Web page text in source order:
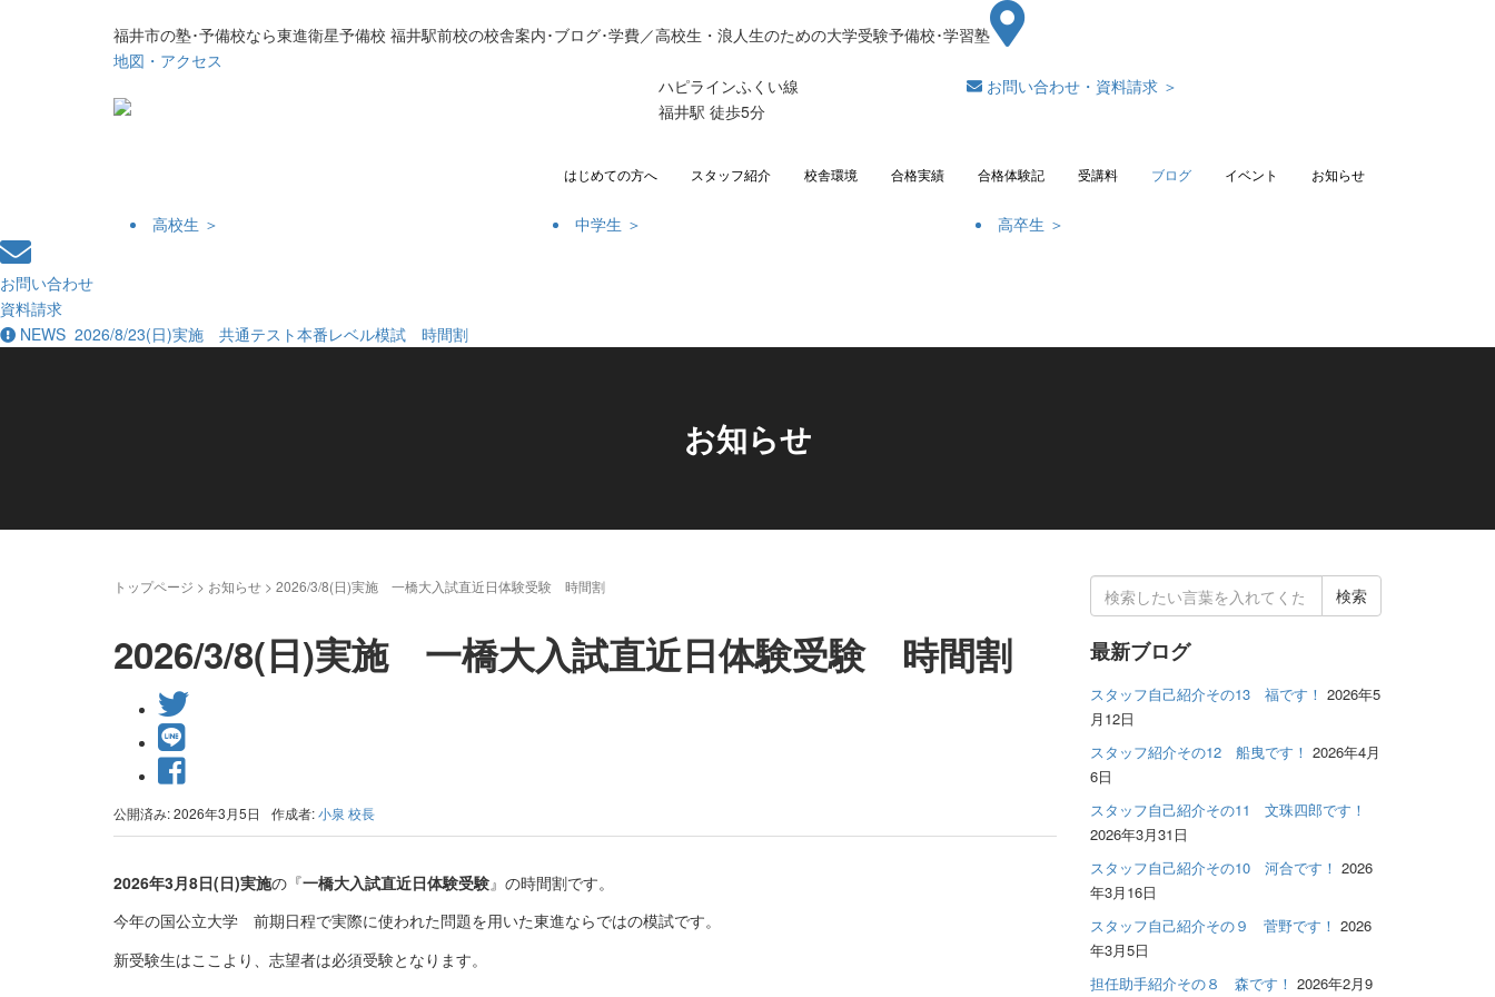
福井市の塾･予備校なら東進衛星予備校 福井駅前校の校舎案内･ブログ･学費／高校生・浪人生のための大学受験予備校･学習塾
地図・アクセス
ハピラインふくい線
福井駅 徒歩5分
お問い合わせ・資料請求 ＞
はじめての方へ スタッフ紹介 校舎環境 合格実績 合格体験記 受講料 ブログ イベント お知らせ
高校生 ＞ 中学生 ＞ 高卒生 ＞
お問い合わせ
資料請求
NEWS 2026/8/23(日)実施 共通テスト本番レベル模試 時間割
お知らせ
トップページ > お知らせ > 2026/3/8(日)実施 一橋大入試直近日体験受験 時間割
2026/3/8(日)実施 一橋大入試直近日体験受験 時間割
公開済み: 2026年3月5日 作成者:小泉 校長
2026年3月8日(日)実施の『一橋大入試直近日体験受験』の時間割です。
今年の国公立大学 前期日程で実際に使われた問題を用いた東進ならではの模試です。
新受験生はここより、志望者は必須受験となります。
検
索
果:
最新ブログ
スタッフ自己紹介その13 福です！ 2026年5
月12日
スタッフ紹介その12 船曳です！ 2026年4月
6日
スタッフ自己紹介その11 文珠四郎です！
2026年3月31日
スタッフ自己紹介その10 河合です！ 2026
年3月16日
スタッフ自己紹介その９ 菅野です！ 2026
年3月5日
担任助手紹介その８ 森です！ 2026年2月9